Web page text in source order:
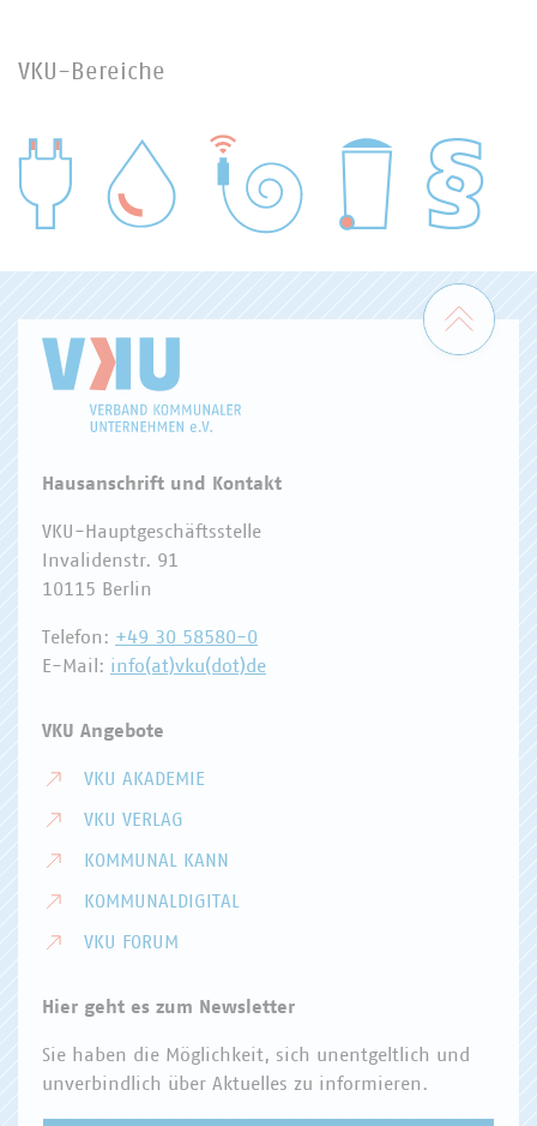
VKU-Bereiche
WASSER/ABWASSER
Zum
Hausanschrift und Kontakt
VKU-Hauptgeschäftsstelle
Invalidenstr. 91
10115 Berlin
Telefon: +49 30 58580-0
E-Mail: info(at)vku(dot)de
VKU Angebote
VKU AKADEMIE
VKU VERLAG
KOMMUNAL KANN
KOMMUNALDIGITAL
VKU FORUM
Hier geht es zum Newsletter
Sie haben die Möglichkeit, sich unentgeltlich und
unverbindlich über Aktuelles zu informieren.